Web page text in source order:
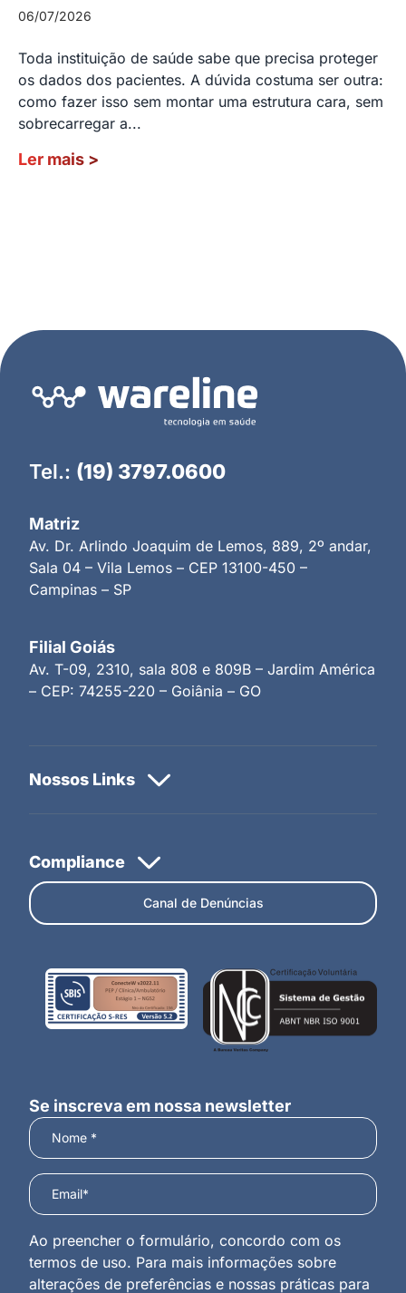
06/07/2026
Toda instituição de saúde sabe que precisa proteger
os dados dos pacientes. A dúvida costuma ser outra:
como fazer isso sem montar uma estrutura cara, sem
sobrecarregar a...
Ler mais >
Tel.: (19) 3797.0600
Matriz
Av. Dr. Arlindo Joaquim de Lemos, 889, 2º andar,
Sala 04 – Vila Lemos – CEP 13100-450 –
Campinas – SP
Filial Goiás
Av. T-09, 2310, sala 808 e 809B – Jardim América
– CEP: 74255-220 – Goiânia – GO
Canal de Denúncias
Se inscreva em nossa newsletter
Ao preencher o formulário, concordo com os
termos de uso. Para mais informações sobre
alterações de preferências e nossas práticas para